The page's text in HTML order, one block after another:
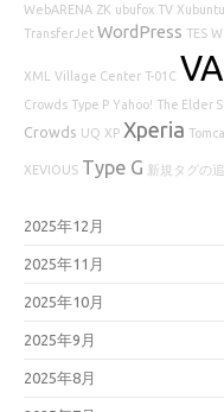
WebARENA ZK ubufox TV Xubuntu
TransferJet WordPress TES
XML Village Center T-01C
Crowds Type P Yahoo! The Elder
Crowds UQ XP Xperia
XEVIOUS Type G 新規タグの
2025年12月
2025年11月
2025年10月
2025年9月
2025年8月